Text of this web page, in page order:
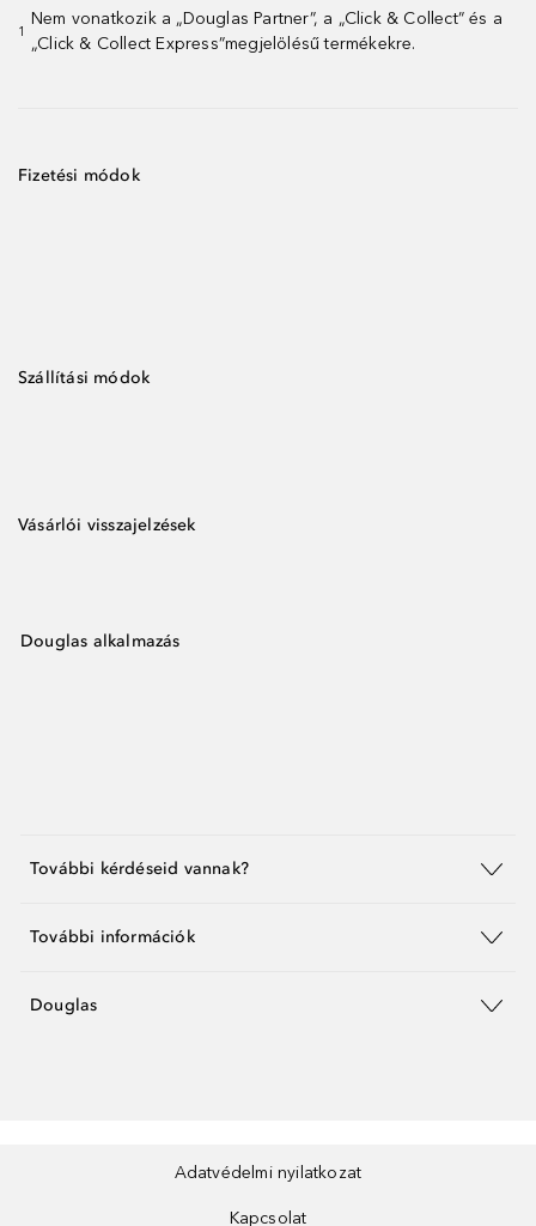
1
Nem vonatkozik a „Douglas Partner”, a „Click & Collect” és a
„Click & Collect Express”megjelölésű termékekre.
Fizetési módok
Szállítási módok
Vásárlói visszajelzések
Douglas alkalmazás
További kérdéseid vannak?
További információk
Douglas
Adatvédelmi nyilatkozat
Kapcsolat